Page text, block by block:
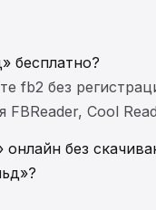
бесплатно?
fb2 без
Cool
без